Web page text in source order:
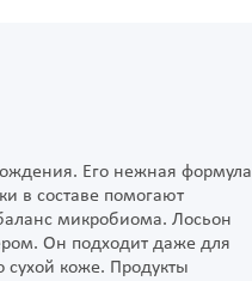
Его нежная формула
в составе помогают
микробиома. Лосьон
Он подходит даже для
сухой коже. Продукты